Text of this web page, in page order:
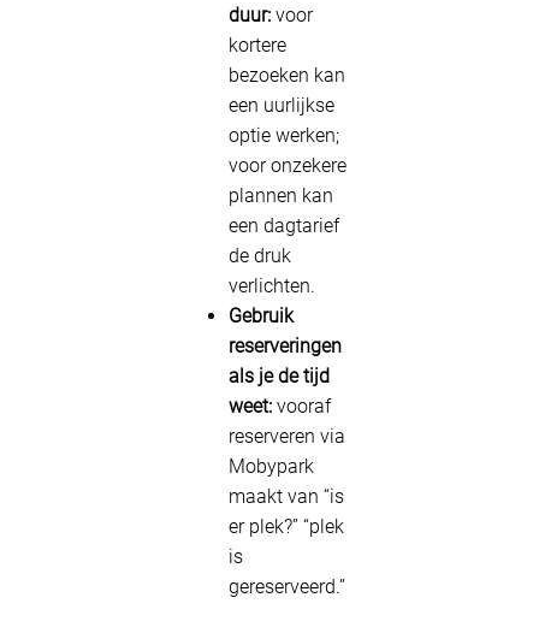
duur: voor
kortere
bezoeken kan
een uurlijkse
optie werken;
voor onzekere
plannen kan
een dagtarief
de druk
verlichten.
Gebruik
reserveringen
als je de tijd
weet: vooraf
reserveren via
Mobypark
maakt van “is
er plek?” “plek
is
gereserveerd.”